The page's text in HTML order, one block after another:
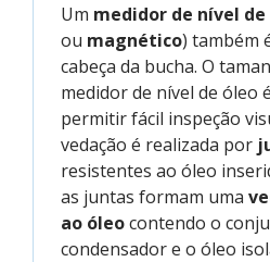
Um medidor de nível
ou magnético) também
cabeça da bucha. O
medidor de nível de óleo
permitir fácil inspeção
vedação é realizada por
resistentes ao óleo
as juntas formam uma
ao óleocontendo o
condensador e o óleo